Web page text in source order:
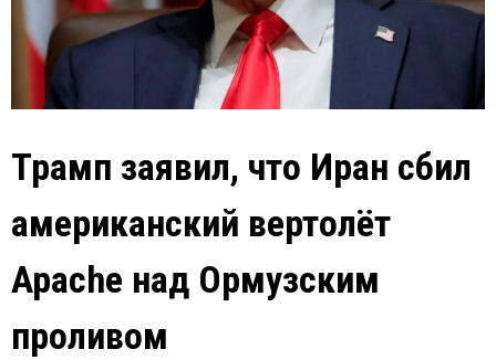
Трамп заявил, что Иран сбил
американский вертолёт
Apache над Ормузским
проливом